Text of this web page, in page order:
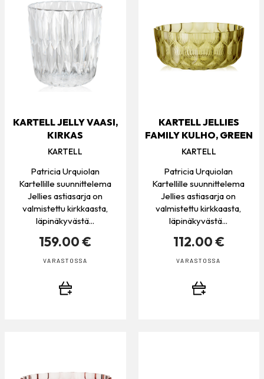
KARTELL JELLY VAASI,
KIRKAS
KARTELL
Patricia Urquiolan
Kartellille suunnittelema
Jellies astiasarja on
valmistettu kirkkaasta,
läpinäkyvästä...
159.00 €
VARASTOSSA
KARTELL JELLIES
FAMILY KULHO, GREEN
KARTELL
Patricia Urquiolan
Kartellille suunnittelema
Jellies astiasarja on
valmistettu kirkkaasta,
läpinäkyvästä...
112.00 €
VARASTOSSA